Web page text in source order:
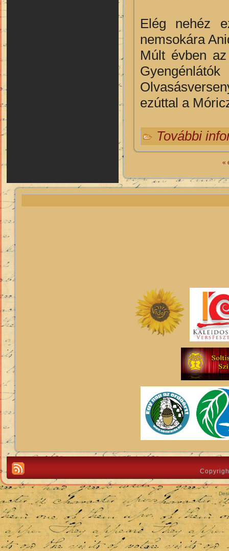
Elég nehéz
nemsokára
Múlt évben
ezúttal a
További
«